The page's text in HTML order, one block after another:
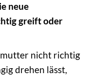
neue
greift oder
nicht richtig
drehen lässt,